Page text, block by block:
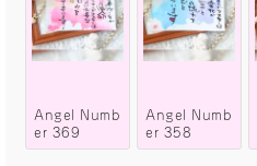
Angel Numb
er 369
Angel Numb
er 358